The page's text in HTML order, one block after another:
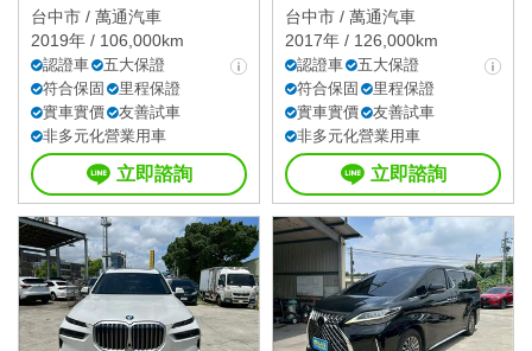
台中市 / 萬通汽車
2019年 / 106,000km
認證車
五大保證
符合保固
里程保證
實車實價
友善試車
非多元化營業用車
立即諮詢
代理
台中市 / 萬通汽車
2017年 / 126,000km
認證車
五大保證
符合保固
里程保證
實車實價
友善試車
非多元化營業用車
立即諮詢